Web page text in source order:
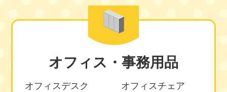
オフィス・事務用品
オフィスデスク
オフィスチェア